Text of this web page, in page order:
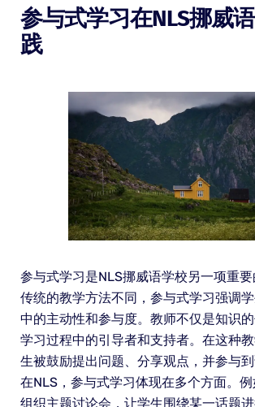
参与式学习在NLS挪威
践
参与式学习是NLS挪威语学校另一项重
传统的教学方法不同，参与式学习强调
中的主动性和参与度。教师不仅是知识
学习过程中的引导者和支持者。在这种
生被鼓励提出问题、分享观点，并参与到
在NLS，参与式学习体现在多个方面。
组织主题讨论会，让学生围绕某一话题进